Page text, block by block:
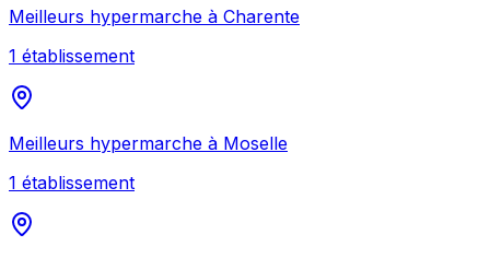
Meilleurs hypermarche à Charente
1 établissement
Meilleurs hypermarche à Moselle
1 établissement